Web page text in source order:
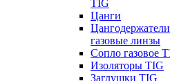
TIG
Цанги
газовые линзы
Сопло газовое
Изоляторы TIG
Заглушки TIG